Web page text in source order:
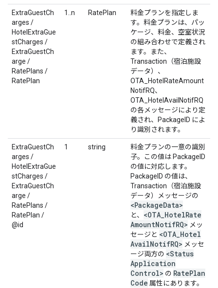
ExtraGuestCh
arges /
HotelExtraGue
stCharges /
ExtraGuestCh
arge /
RatePlans /
RatePlan
1..n RatePlan
料金プランを指定しま
す。料金プランは、パッ
ケージ、料金、空室状況
の組み合わせで定義され
ます。また、
Transaction（宿泊施設
データ）、
OTA_HotelRateAmount
NotifRQ、
OTA_HotelAvailNotifRQ
の各メッセージにより定
義され、PackageID によ
り識別されます。
ExtraGuestCh
arges /
HotelExtraGue
stCharges /
ExtraGuestCh
arge /
RatePlans /
RatePlan /
@id
1 string
料金プランの一意の識別
子。この値は PackageID
の値に対応します。
PackageID の値は、
Transaction（宿泊施設
データ）メッセージの
<PackageData>
と、 <OTA HotelRate
AmountNotifRQ> メッ
セージと <OTA Hotel
AvailNotifRQ> メッセ
ージ両方の <Status
Application
Control> の RatePlan
Code 属性にあります。